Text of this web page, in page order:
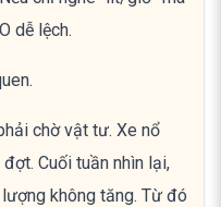
dễ lệch.
chờ vật tư. Xe nổ
Cuối tuần nhìn lại,
không tăng. Từ đó